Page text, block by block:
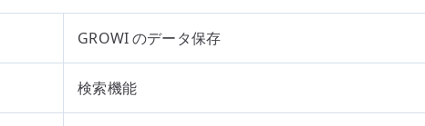
GROWI のデータ保存
検索機能